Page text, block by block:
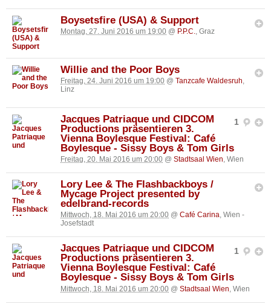
Boysetsfire (USA) & Support
Montag, 27. Juni 2016 um 19:00 @ P.P.C., Graz
Willie and the Poor Boys
Freitag, 24. Juni 2016 um 19:00 @ Tanzcafe Waldesruh,
Linz
1
Jacques Patriaque und CIDCOM
Productions präsentieren 3.
Vienna Boylesque Festival: Café
Boylesque - Sissy Boys & Tom Girls
Freitag, 20. Mai 2016 um 20:00 @ Stadtsaal Wien, Wien
Lory Lee & The Flashbackboys /
Mycage Project presented by
edelbrand-records
Mittwoch, 18. Mai 2016 um 20:00 @ Café Carina, Wien -
Josefstadt
1
Jacques Patriaque und CIDCOM
Productions präsentieren 3.
Vienna Boylesque Festival: Café
Boylesque - Sissy Boys & Tom Girls
Mittwoch, 18. Mai 2016 um 20:00 @ Stadtsaal Wien , Wien